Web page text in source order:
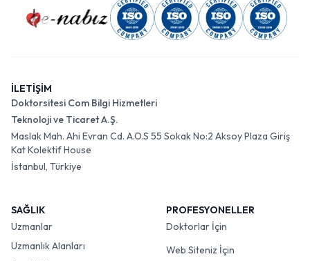
İLETİŞİM
Doktorsitesi Com Bilgi Hizmetleri
Teknoloji ve Ticaret A.Ş.
Maslak Mah. Ahi Evran Cd. A.O.S 55 Sokak No:2 Aksoy Plaza Giriş
Kat Kolektif House
İstanbul, Türkiye
SAĞLIK
Uzmanlar
Uzmanlık Alanları
PROFESYONELLER
Doktorlar İçin
Web Siteniz İçin